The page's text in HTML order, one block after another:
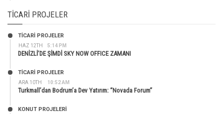
TICARI PROJELER
HAZ 12TH 5:14 PM
TİCARİ PROJELER
DENİZLİ’DE ŞİMDİ SKY NOW OFFICE ZAMANI
ARA 10TH 10:52 AM
TİCARİ PROJELER
Turkmall’dan Bodrum’a Dev Yatırım: “Novada Forum”
KONUT PROJELERI